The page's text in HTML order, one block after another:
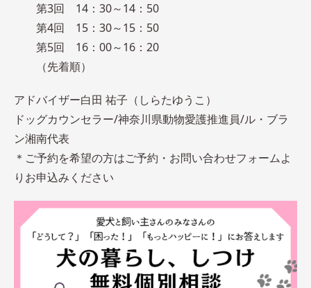
第3回 14：30～14：50
第4回 15：30～15：50
第5回 16：00～16：20
（先着順）
アドバイザー白田 祐子（しらたゆうこ）
ドッグカウンセラー/神奈川県動物愛護推進員/ル・ブラ
ン湘南代表
＊ご予約を希望の方はご予約・お問い合わせフォームよ
りお申込みください